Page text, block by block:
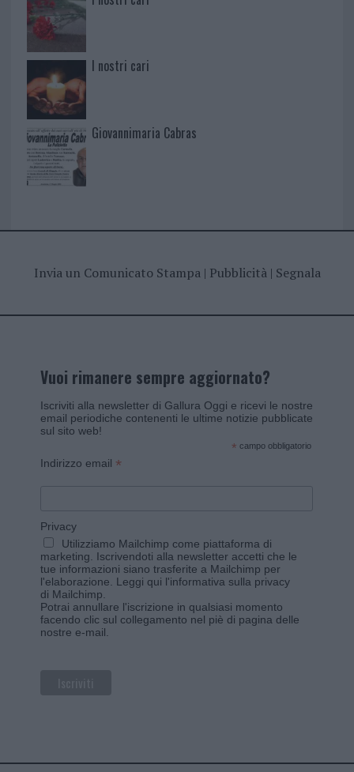
I nostri cari
Giovannimaria Cabras
Invia un Comunicato Stampa| Pubblicità| Segnala
Vuoi rimanere sempre aggiornato?
Iscriviti alla newsletter di Gallura Oggi e ricevi le nostre
email periodiche contenenti le ultime notizie pubblicate
sul sito web!
* campo obbligatorio
Indirizzo email *
Privacy
Utilizziamo Mailchimp come piattaforma di
marketing. Iscrivendoti alla newsletter accetti che le
tue informazioni siano trasferite a Mailchimp per
l'elaborazione. Leggi qui l'informativa sulla privacy
di Mailchimp
Potrai annullare l'iscrizione in qualsiasi momento
facendo clic sul collegamento nel piè di pagina delle
nostre e-mail.